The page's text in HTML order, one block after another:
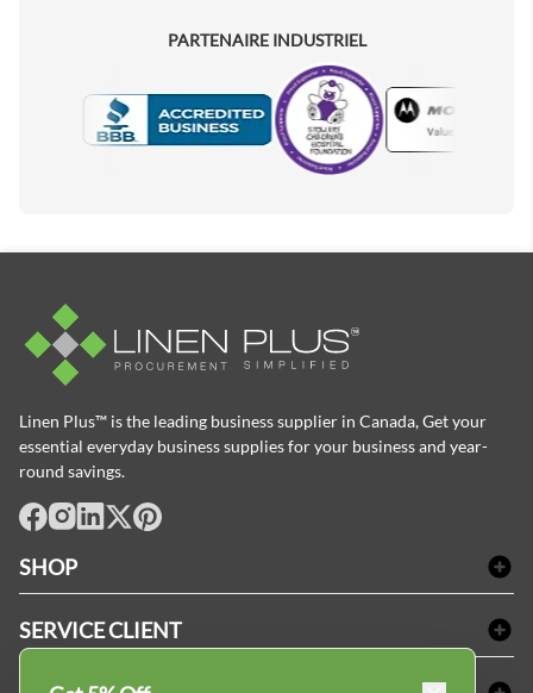
PARTENAIRE INDUSTRIEL
Motorola
Linen Plus™ is the leading business supplier in Canada, Get your
essential everyday business supplies for your business and year-
round savings.
SHOP
Produits d'accueil & Fournitures pour chambre d'invités
SERVICE CLIENT